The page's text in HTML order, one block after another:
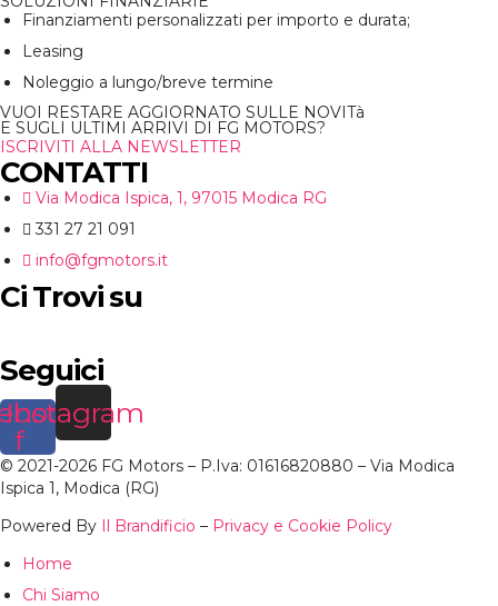
Finanziamenti personalizzati per importo e durata;
Leasing
Noleggio a lungo/breve termine
VUOI RESTARE AGGIORNATO SULLE NOVITà
E SUGLI ULTIMI ARRIVI DI FG MOTORS?
ISCRIVITI ALLA NEWSLETTER
CONTATTI
Via Modica Ispica, 1, 97015 Modica RG
331 27 21 091
info@fgmotors.it
Ci Trovi su
Seguici
f
Instagram
© 2021-2026 FG Motors – P.Iva: 01616820880 – Via Modica
Ispica 1, Modica (RG)
Powered By Il Brandificio – Privacy e Cookie Policy
Home
Chi Siamo